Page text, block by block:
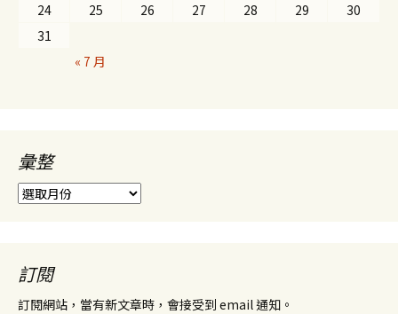
24
25 26 27 28 29
30
31
« 7 月
彙整
彙
整
訂閱
訂閱網站，當有新文章時，會接受到 email 通知。